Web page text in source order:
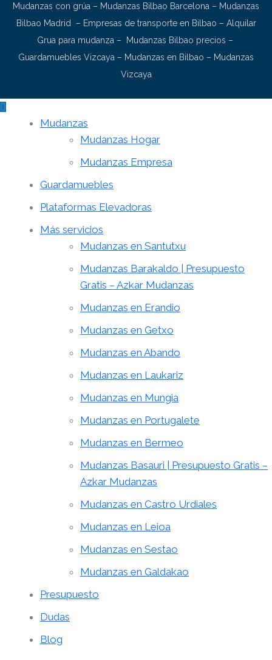
Mudanzas con grúa – Mudanzas Bilbao Barcelona – Mudanzas
Bilbao Madrid – Empresas de transporte en Bilbao – Alquilar
Grua para mudanza – Mudanzas Bilbao precios –
Guardamuebles Vizcaya – Mudanzas en Bilbao – Mudanzas
Vizcaya
Mudanzas
Mudanzas Hogar
Mudanzas Empresa
Guardamuebles
Plataformas Elevadoras
Más servicios
Mudanzas en Santutxu
Mudanzas Barakaldo | Presupuesto
Gratis – Azkar Mudanzas
Mudanzas en Erandio
Mudanzas en Getxo
Mudanzas en Abando
Mudanzas en Laukariz
Mudanzas en Mungia
Mudanzas en Portugalete
Mudanzas en Bermeo
Mudanzas Basauri | Presupuesto Gratis –
Azkar Mudanzas
Mudanzas en Castro Urdiales
Mudanzas en Leioa
Mudanzas en Sestao
Mudanzas en Galdakao
Presupuesto
Dudas
Blog